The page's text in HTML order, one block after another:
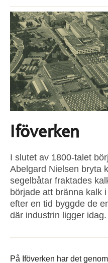
Iföverken
I slutet av 1800-talet
Abelgard Nielsen bryta
segelbåtar fraktades
började att bränna kalk
efter en tid byggde de
där industrin ligger idag.
På Iföverken har det